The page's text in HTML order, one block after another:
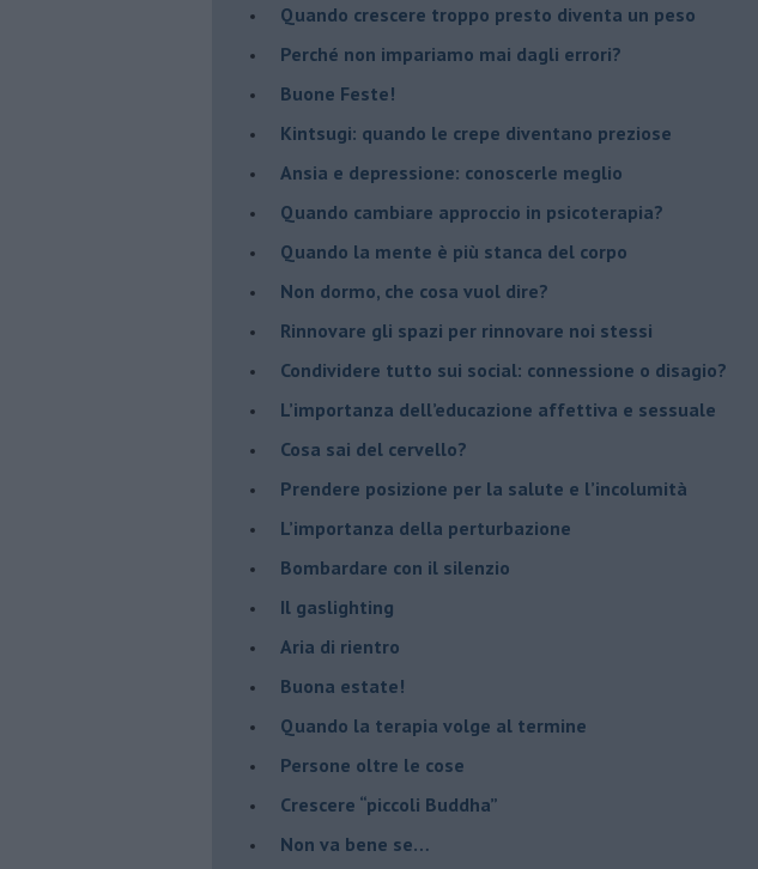
​Quando crescere troppo presto diventa un peso
​Perché non impariamo mai dagli errori?
​Buone Feste!
​Kintsugi: quando le crepe diventano preziose
Ansia e depressione: conoscerle meglio
Quando cambiare approccio in psicoterapia?
​Quando la mente è più stanca del corpo
Non dormo, che cosa vuol dire?
​Rinnovare gli spazi per rinnovare noi stessi
​Condividere tutto sui social: connessione o disagio?
​L’importanza dell’educazione affettiva e sessuale
​Cosa sai del cervello?
Prendere posizione per la salute e l’incolumità
L’importanza della perturbazione
​Bombardare con il silenzio
Il gaslighting
Aria di rientro
Buona estate!
​Quando la terapia volge al termine
​Persone oltre le cose
​Crescere “piccoli Buddha”
Non va bene se…